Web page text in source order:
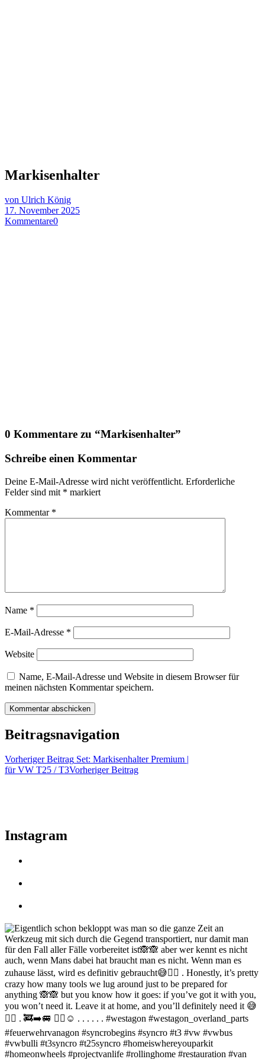
Markisenhalter
von Ulrich König
17. November 2025
Kommentare0
0 Kommentare zu “Markisenhalter”
Schreibe einen Kommentar
Deine E-Mail-Adresse wird nicht veröffentlicht. Erforderliche
Felder sind mit * markiert
Kommentar *
Name *
E-Mail-Adresse *
Website
Name, E-Mail-Adresse und Website in diesem Browser für
meinen nächsten Kommentar speichern.
Beitragsnavigation
Vorheriger Beitrag Set: Markisenhalter Premium |
für VW T25 / T3Vorheriger Beitrag
Instagram